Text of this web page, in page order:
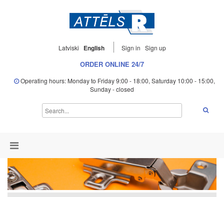
Latviski English Sign in Sign up
ORDER ONLINE 24/7
Operating hours: Monday to Friday 9:00 - 18:00, Saturday 10:00 - 15:00,
Sunday - closed